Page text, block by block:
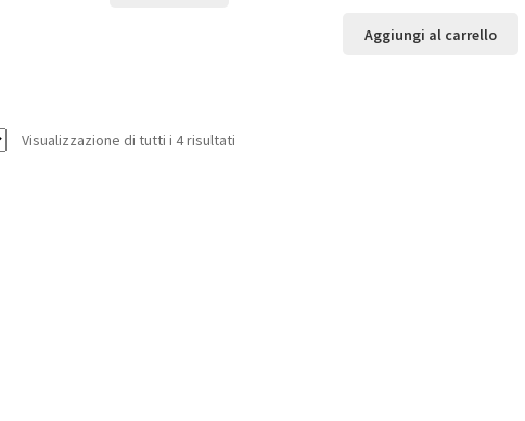
Aggiungi al carrello
Visualizzazione di tutti i 4 risultati